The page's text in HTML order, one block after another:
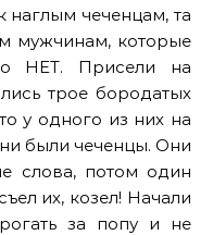
наглым чеченцам, та
мужчинам, которые
НЕТ. Присели на
трое бородатых
у одного из них на
были чеченцы. Они
слова, потом один
их, козел! Начали
за попу и не